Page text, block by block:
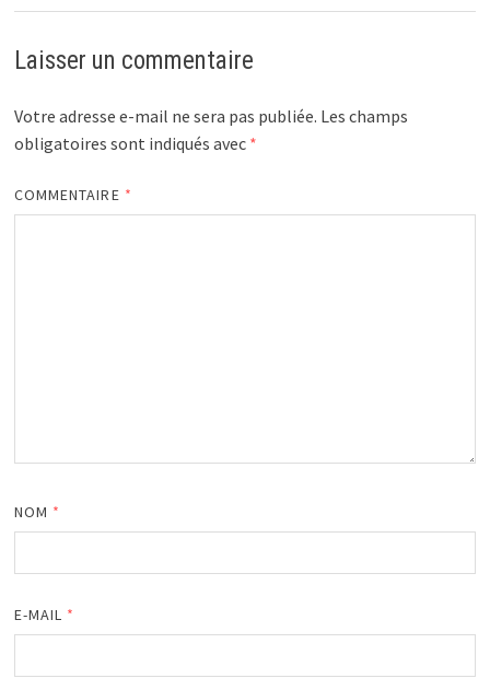
Laisser un commentaire
Votre adresse e-mail ne sera pas publiée. Les champs
obligatoires sont indiqués avec *
COMMENTAIRE *
NOM *
E-MAIL *